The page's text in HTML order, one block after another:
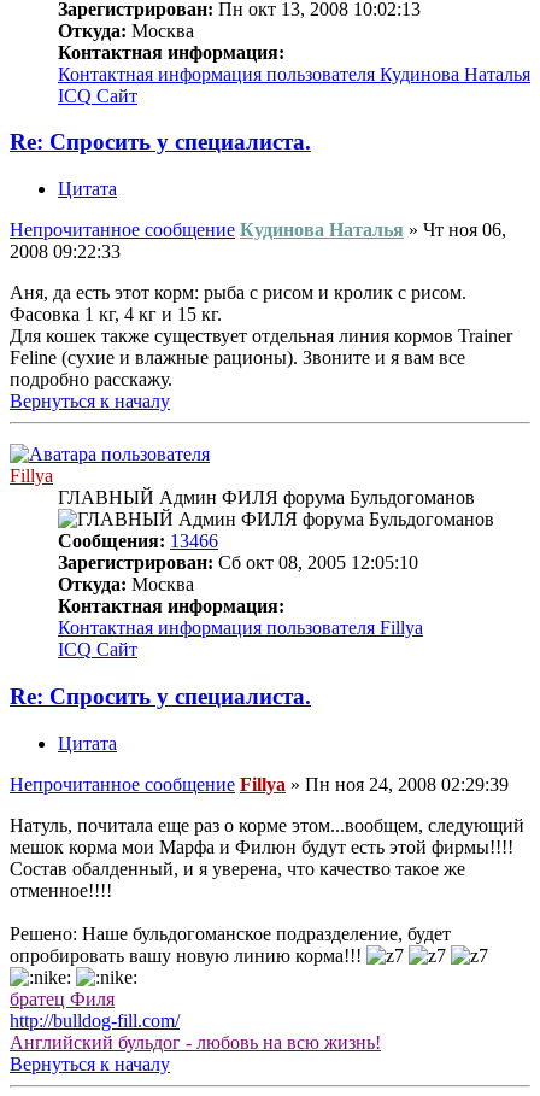
Зарегистрирован: Пн окт 13, 2008 10:02:13
Откуда: Москва
Контактная информация:
Контактная информация пользователя Кудинова Наталья
ICQ Сайт
Re: Спросить у специалиста.
Цитата
Непрочитанное сообщение Кудинова Наталья » Чт ноя 06,
2008 09:22:33
Аня, да есть этот корм: рыба с рисом и кролик с рисом.
Фасовка 1 кг, 4 кг и 15 кг.
Для кошек также существует отдельная линия кормов Trainer
Feline (сухие и влажные рационы). Звоните и я вам все
подробно расскажу.
Вернуться к началу
Fillya
ГЛАВНЫЙ Админ ФИЛЯ форума Бульдогоманов
Сообщения: 13466
Зарегистрирован: Сб окт 08, 2005 12:05:10
Откуда: Москва
Контактная информация:
Контактная информация пользователя Fillya
ICQ Сайт
Re: Спросить у специалиста.
Цитата
Непрочитанное сообщение Fillya » Пн ноя 24, 2008 02:29:39
Натуль, почитала еще раз о корме этом...вообщем, следующий
мешок корма мои Марфа и Филюн будут есть этой фирмы!!!!
Состав обалденный, и я уверена, что качество такое же
отменное!!!!
Решено: Наше бульдогоманское подразделение, будет
опробировать вашу новую линию корма!!!
братец Филя
http://bulldog-fill.com/
Английский бульдог - любовь на всю жизнь!
Вернуться к началу